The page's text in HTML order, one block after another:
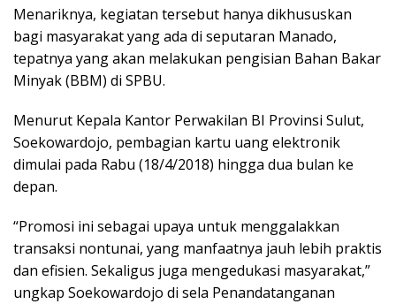
Menariknya, kegiatan tersebut hanya dikhususkan
bagi masyarakat yang ada di seputaran Manado,
tepatnya yang akan melakukan pengisian Bahan Bakar
Minyak (BBM) di SPBU.
Menurut Kepala Kantor Perwakilan BI Provinsi Sulut,
Soekowardojo, pembagian kartu uang elektronik
dimulai pada Rabu (18/4/2018) hingga dua bulan ke
depan.
“Promosi ini sebagai upaya untuk menggalakkan
transaksi nontunai, yang manfaatnya jauh lebih praktis
dan efisien. Sekaligus juga mengedukasi masyarakat,”
ungkap Soekowardojo di sela Penandatanganan